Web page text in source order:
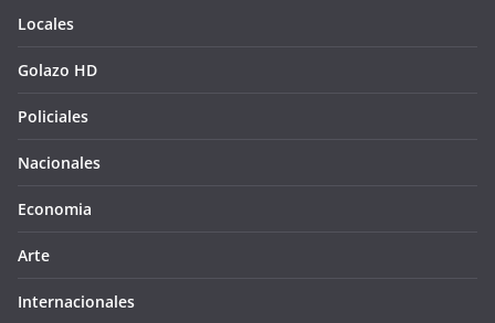
Locales
Golazo HD
Policiales
Nacionales
Economia
Arte
Internacionales